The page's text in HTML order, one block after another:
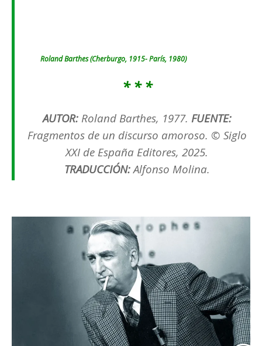
Roland Barthes (Cherburgo, 1915- París, 1980)
* * *
AUTOR:Roland Barthes, 1977. FUENTE:
Fragmentos de un discurso amoroso. © Siglo
XXI de España Editores, 2025.
TRADUCCIÓN:Alfonso Molina.